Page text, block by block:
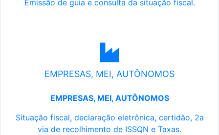
Emissão de guia e consulta da situação fiscal.
EMPRESAS, MEI, AUTÔNOMOS
EMPRESAS, MEI, AUTÔNOMOS
Situação fiscal, declaração eletrônica, certidão, 2a
via de recolhimento de ISSQN e Taxas.